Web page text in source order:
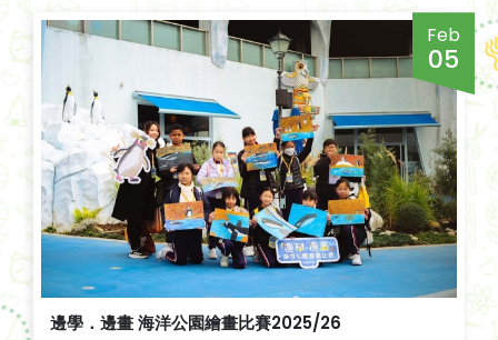
Feb
05
邊學．邊畫 海洋公園繪畫比賽2025/26